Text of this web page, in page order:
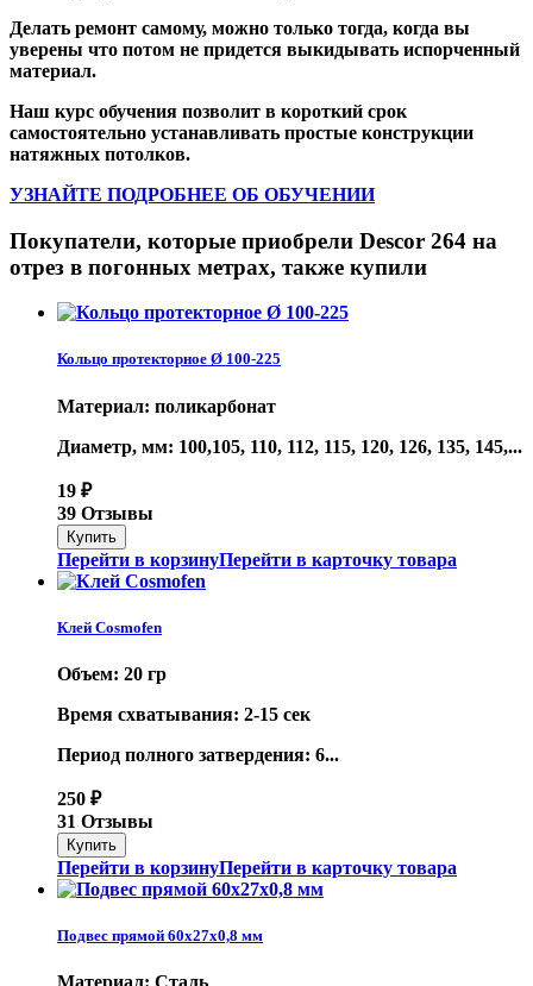
Делать ремонт самому, можно только тогда, когда вы
уверены что потом не придется выкидывать испорченный
материал.
Наш курс обучения позволит в короткий срок
самостоятельно устанавливать простые конструкции
натяжных потолков.
УЗНАЙТЕ ПОДРОБНЕЕ ОБ ОБУЧЕНИИ
Покупатели, которые приобрели Descor 264 на
отрез в погонных метрах, также купили
Кольцо протекторное Ø 100-225
Материал: поликарбонат
Диаметр, мм: 100,105, 110, 112, 115, 120, 126, 135, 145,...
19 ₽
39 Отзывы
Перейти в корзинуПерейти в карточку товара
Клей Cosmofen
Объем: 20 гр
Время схватывания: 2-15 сек
Период полного затвердения: 6...
250 ₽
31 Отзывы
Перейти в корзинуПерейти в карточку товара
Подвес прямой 60х27х0,8 мм